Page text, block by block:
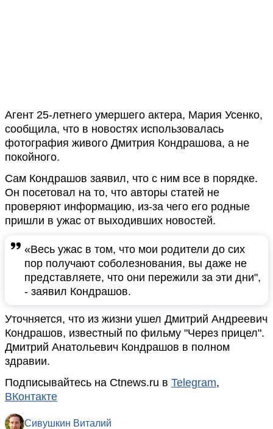
Агент 25-летнего умершего актера, Мария Усенко,
сообщила, что в новостях использовалась
фотография живого Дмитрия Кондрашова, а не
покойного.
Сам Кондрашов заявил, что с ним все в порядке.
Он посетовал на то, что авторы статей не
проверяют информацию, из-за чего его родные
пришли в ужас от выходивших новостей.
«Весь ужас в том, что мои родители до сих
пор получают соболезнования, вы даже не
представляете, что они пережили за эти дни",
- заявил Кондрашов.
Уточняется, что из жизни ушел Дмитрий Андреевич
Кондрашов, известный по фильму "Через прицел".
Дмитрий Анатольевич Кондрашов в полном
здравии.
Подписывайтесь на Ctnews.ru в Telegram,
ВКонтакте
Сивушкин Виталий